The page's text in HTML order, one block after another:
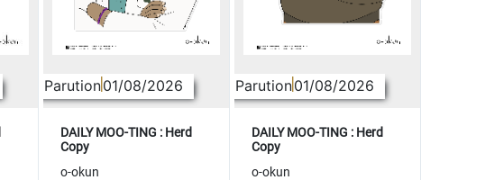
Parution01/08/2026
DAILY MOO-TING : Herd
Copy
o-okun
Parution01/08/2026
DAILY MOO-TING : Herd
Copy
o-okun